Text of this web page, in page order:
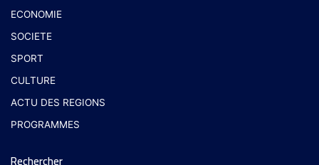
ECONOMIE
SOCIETE
SPORT
CULTURE
ACTU DES REGIONS
PROGRAMMES